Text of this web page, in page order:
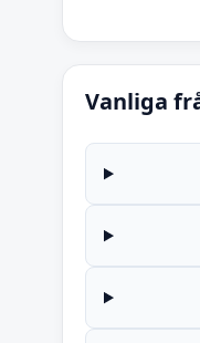
Vanliga